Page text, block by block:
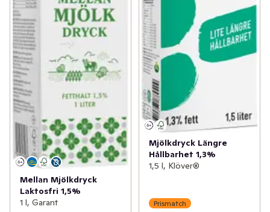
Mellan Mjölkdryck
Laktosfri 1,5%
1 l, Garant
Mjölkdryck Längre
Hållbarhet 1,3%
1,5 l, Klöver®
Prismatch